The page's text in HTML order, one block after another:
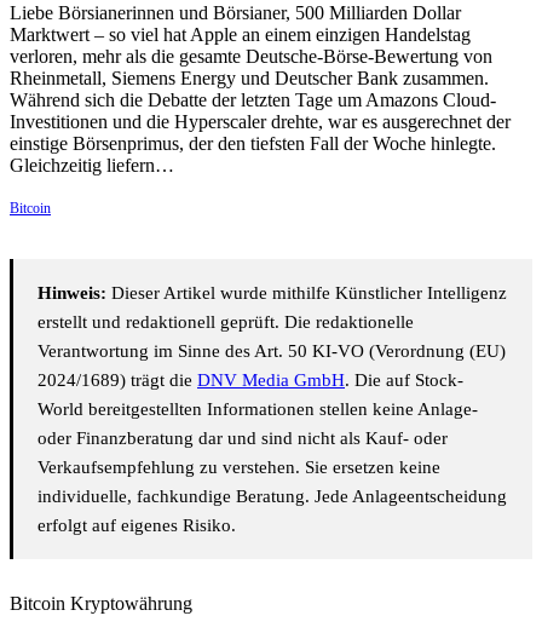
Liebe Börsianerinnen und Börsianer, 500 Milliarden Dollar
Marktwert – so viel hat Apple an einem einzigen Handelstag
verloren, mehr als die gesamte Deutsche-Börse-Bewertung von
Rheinmetall, Siemens Energy und Deutscher Bank zusammen.
Während sich die Debatte der letzten Tage um Amazons Cloud-
Investitionen und die Hyperscaler drehte, war es ausgerechnet der
einstige Börsenprimus, der den tiefsten Fall der Woche hinlegte.
Gleichzeitig liefern…
Bitcoin
Hinweis: Dieser Artikel wurde mithilfe Künstlicher Intelligenz
erstellt und redaktionell geprüft. Die redaktionelle
Verantwortung im Sinne des Art. 50 KI-VO (Verordnung (EU)
2024/1689) trägt die DNV Media GmbH. Die auf Stock-
World bereitgestellten Informationen stellen keine Anlage-
oder Finanzberatung dar und sind nicht als Kauf- oder
Verkaufsempfehlung zu verstehen. Sie ersetzen keine
individuelle, fachkundige Beratung. Jede Anlageentscheidung
erfolgt auf eigenes Risiko.
Bitcoin Kryptowährung